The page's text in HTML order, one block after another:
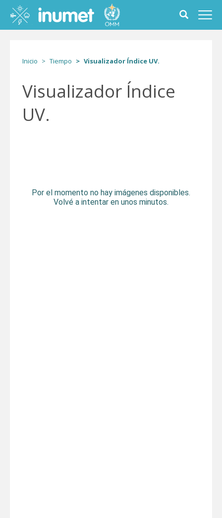
contenido
principal
Toggle
search
form
Inicio Tiempo Visualizador Índice UV.
Visualizador Índice
UV.